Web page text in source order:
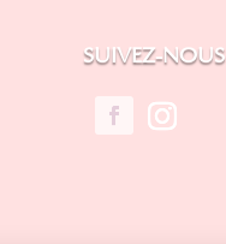
SUIVEZ-NOUS